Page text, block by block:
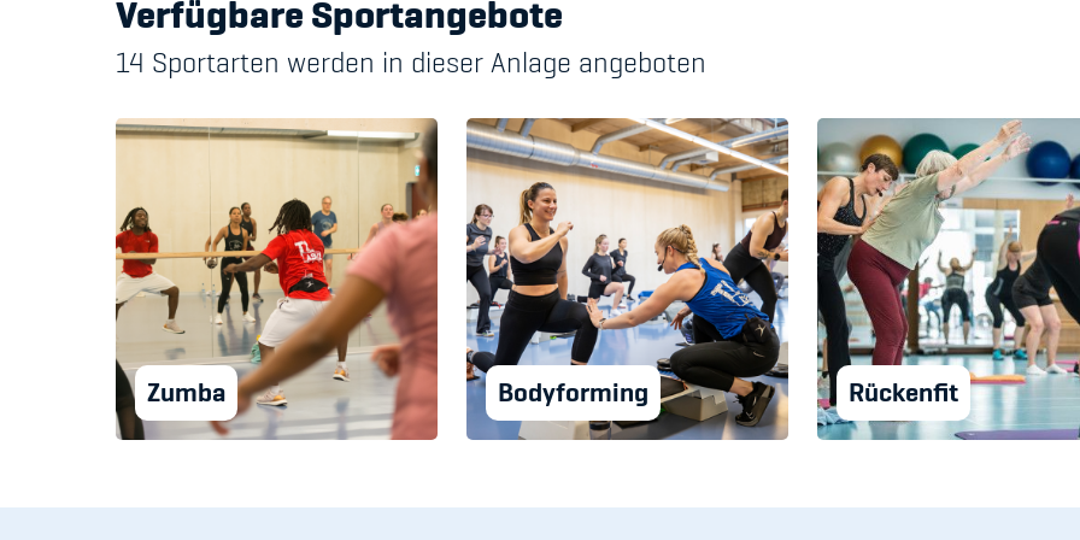
Verfügbare Sportangebote
14 Sportarten werden in dieser Anlage angeboten
Zumba Bodyforming Rückenfit